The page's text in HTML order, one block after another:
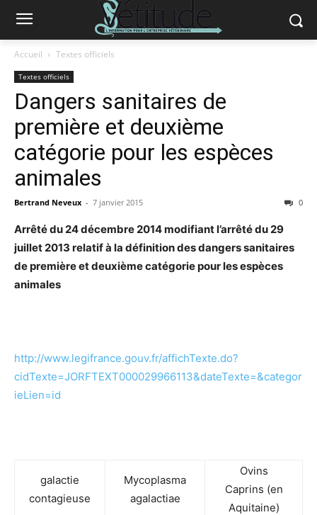
Accueil Textes officiels
Textes officiels
Dangers sanitaires de
première et deuxième
catégorie pour les espèces
animales
Bertrand Neveux - 7 janvier 2015 0
Arrêté du 24 décembre 2014 modifiant l’arrêté du 29
juillet 2013 relatif à la définition des dangers sanitaires
de première et deuxième catégorie pour les espèces
animales
http://www.legifrance.gouv.fr/affichTexte.do?
cidTexte=JORFTEXT000029966113&dateTexte=&categor
ieLien=id
galactie
contagieuse
Mycoplasma
agalactiae
Ovins
Caprins (en
Aquitaine)